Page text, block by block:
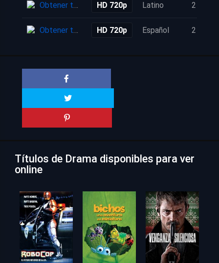
Obtener torrent HD 720p Latino 2 años
Obtener torrent HD 720p Español 2 años
Títulos de Drama disponibles para ver
online